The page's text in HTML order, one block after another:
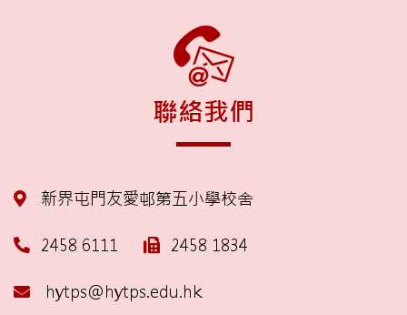
聯絡我們
新界屯門友愛邨第五小學校舍
2458 6111 2458 1834
hytps@hytps.edu.hk